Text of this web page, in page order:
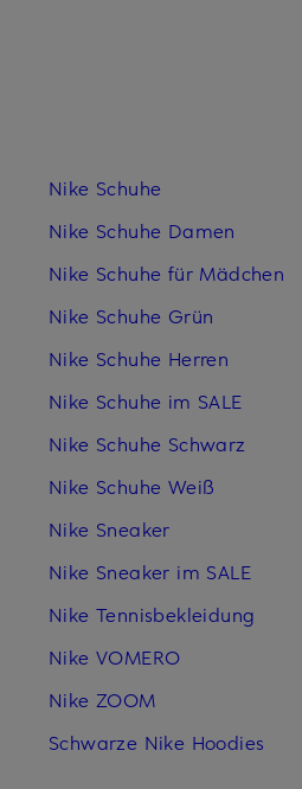
Nike Schuhe
Nike Schuhe Damen
Nike Schuhe für Mädchen
Nike Schuhe Grün
Nike Schuhe Herren
Nike Schuhe im SALE
Nike Schuhe Schwarz
Nike Schuhe Weiß
Nike Sneaker
Nike Sneaker im SALE
Nike Tennisbekleidung
Nike VOMERO
Nike ZOOM
Schwarze Nike Hoodies